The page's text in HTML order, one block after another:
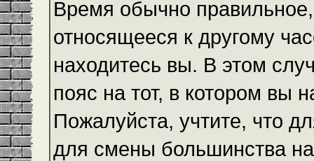
Время обычно
относящееся к другому
находитесь вы. В этом
пояс на тот, в котором вы
Пожалуйста, учтите, что
для смены большинства